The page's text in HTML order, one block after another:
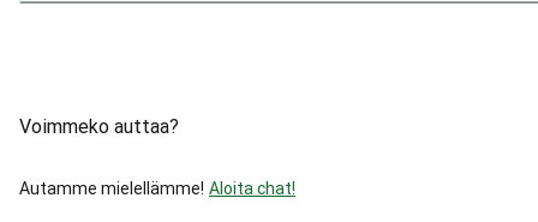
Voimmeko auttaa?
Autamme mielellämme! Aloita chat!